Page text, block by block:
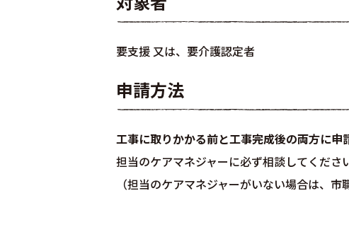
要支援 又は、要介護認定者
申請方法
工事に取りかかる前と工事完成後の両方に申
担当のケアマネジャーに必ず相談してくださ
（担当のケアマネジャーがいない場合は、市